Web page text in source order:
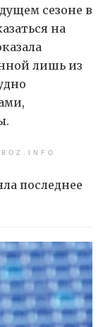
сезоне в
на
лишь из
последнее